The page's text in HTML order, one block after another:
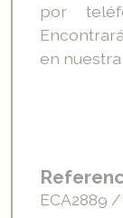
por
en
ECA2889